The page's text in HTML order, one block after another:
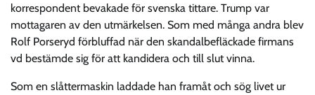
korrespondent bevakade för svenska tittare. Trump var
mottagaren av den utmärkelsen. Som med många andra blev
Rolf Porseryd förbluffad när den skandalbefläckade firmans
vd bestämde sig för att kandidera och till slut vinna.
Som en slåttermaskin laddade han framåt och sög livet ur